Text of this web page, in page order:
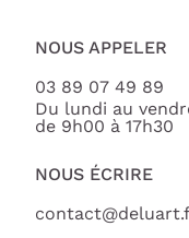
NOUS APPELER
03 89 07 49 89
Du lundi au
de 9h00 à 17h30
NOUS ÉCRIRE